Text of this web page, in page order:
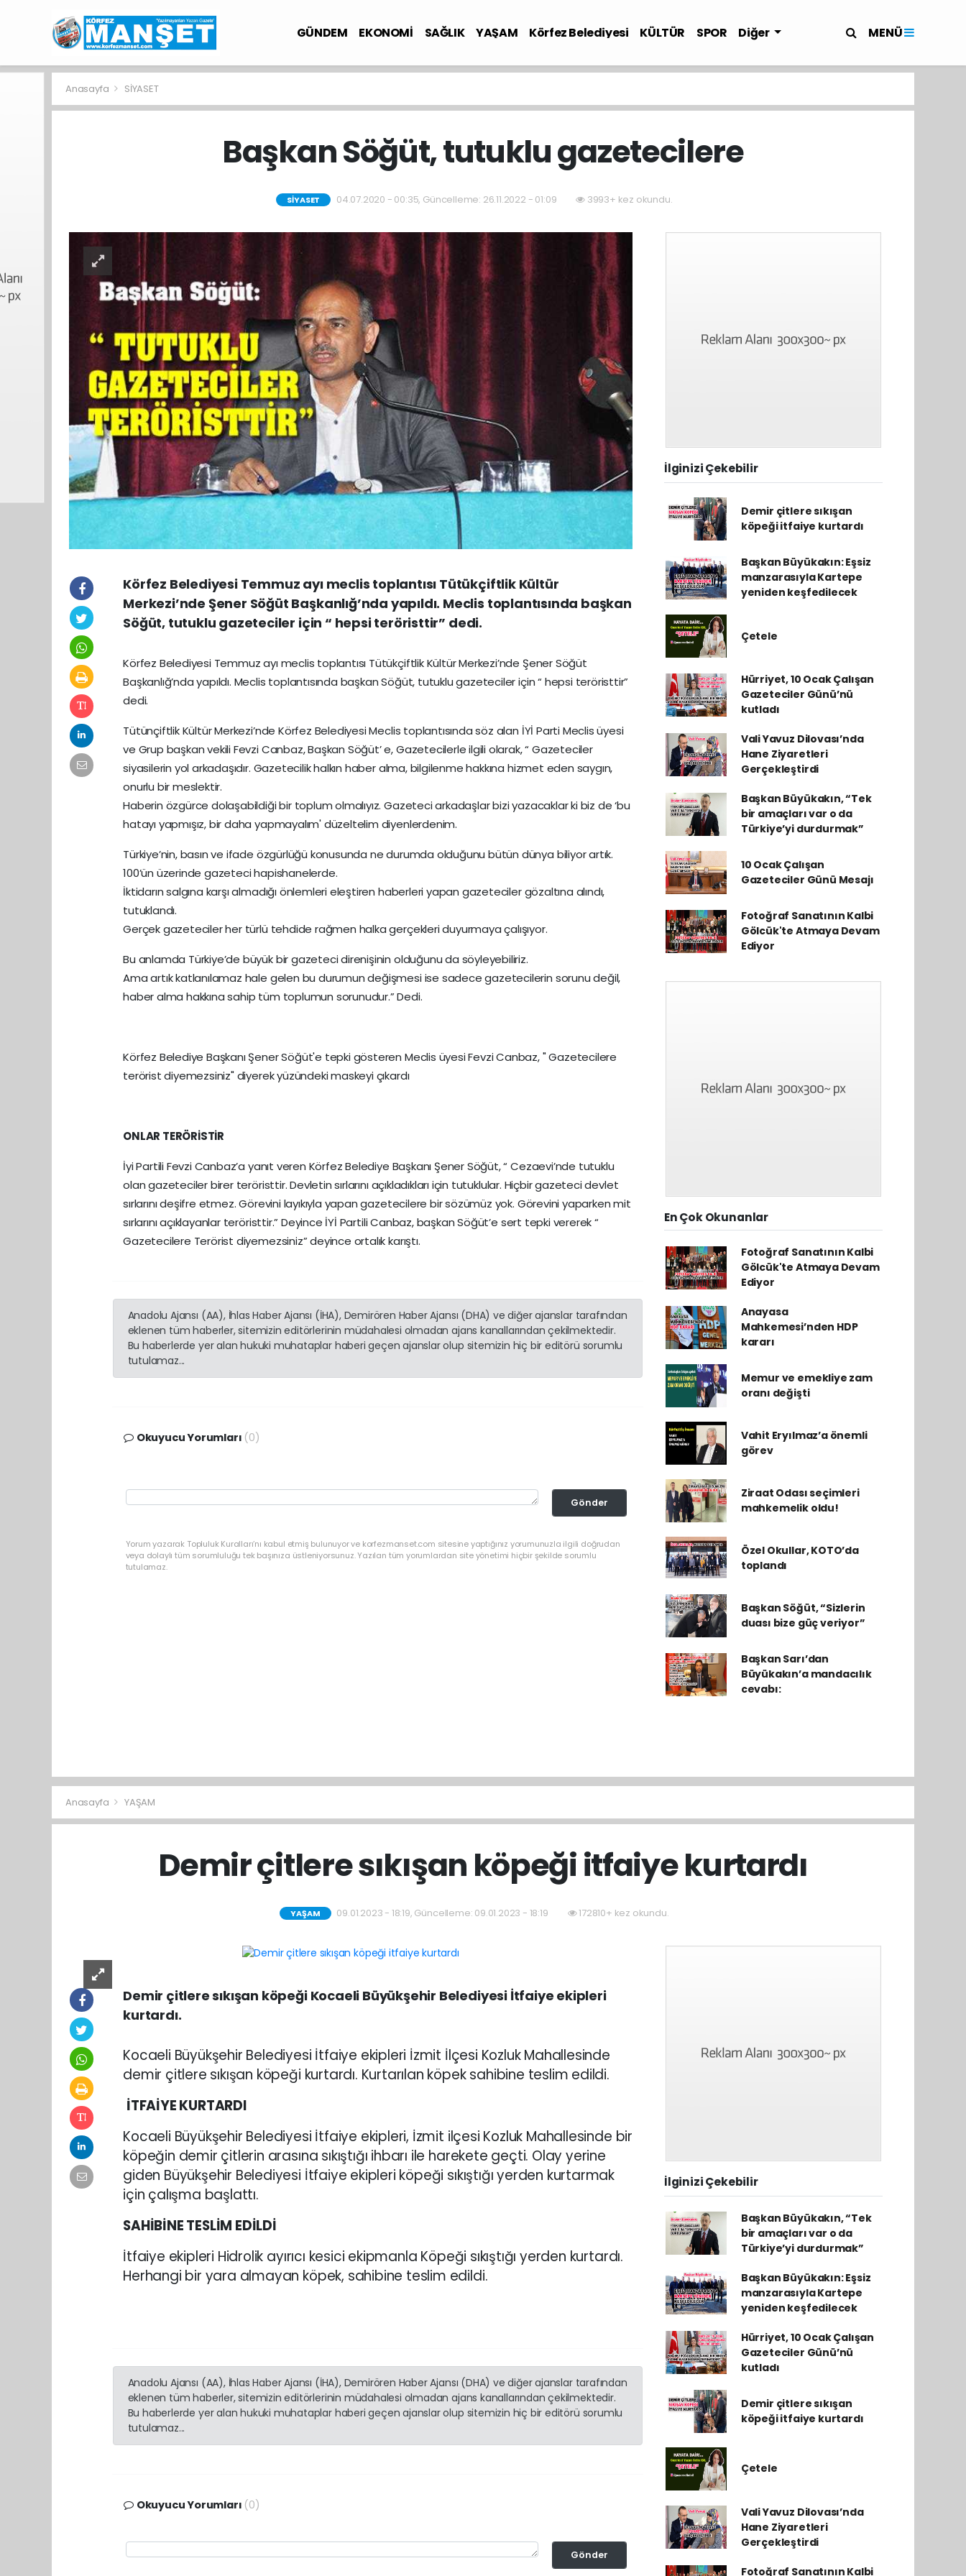
GÜNDEM EKONOMİ SAĞLIK YAŞAM Körfez Belediyesi KÜLTÜR SPOR Diğer MENÜ
Anasayfa SİYASET
Başkan Söğüt, tutuklu gazetecilere
SİYASET 04.07.2020 - 00:35, Güncelleme: 26.11.2022 - 01:09 3993+ kez okundu.
Körfez Belediyesi Temmuz ayı meclis toplantısı Tütükçiftlik Kültür
Merkezi’nde Şener Söğüt Başkanlığ’nda yapıldı. Meclis toplantısında başkan
Söğüt, tutuklu gazeteciler için “ hepsi teröristtir” dedi.
Körfez Belediyesi Temmuz ayı meclis toplantısı Tütükçiftlik Kültür Merkezi’nde Şener Söğüt
Başkanlığ’nda yapıldı. Meclis toplantısında başkan Söğüt, tutuklu gazeteciler için “ hepsi teröristtir”
dedi.
Tütünçiftlik Kültür Merkezi’nde Körfez Belediyesi Meclis toplantısında söz alan İYİ Parti Meclis üyesi
ve Grup başkan vekili Fevzi Canbaz, Başkan Söğüt’ e, Gazetecilerle ilgili olarak, “ Gazeteciler
siyasilerin yol arkadaşıdır. Gazetecilik halkın haber alma, bilgilenme hakkına hizmet eden saygın,
onurlu bir meslektir.
Haberin özgürce dolaşabildiği bir toplum olmalıyız. Gazeteci arkadaşlar bizi yazacaklar ki biz de ‘bu
hatayı yapmışız, bir daha yapmayalım' düzeltelim diyenlerdenim.
Türkiye’nin, basın ve ifade özgürlüğü konusunda ne durumda olduğunu bütün dünya biliyor artık.
100’ün üzerinde gazeteci hapishanelerde.
İktidarın salgına karşı almadığı önlemleri eleştiren haberleri yapan gazeteciler gözaltına alındı,
tutuklandı.
Gerçek gazeteciler her türlü tehdide rağmen halka gerçekleri duyurmaya çalışıyor.
Bu anlamda Türkiye’de büyük bir gazeteci direnişinin olduğunu da söyleyebiliriz.
Ama artık katlanılamaz hale gelen bu durumun değişmesi ise sadece gazetecilerin sorunu değil,
haber alma hakkına sahip tüm toplumun sorunudur.” Dedi.
Körfez Belediye Başkanı Şener Söğüt'e tepki gösteren Meclis üyesi Fevzi Canbaz, " Gazetecilere
terörist diyemezsiniz" diyerek yüzündeki maskeyi çıkardı
ONLAR TERÖRİSTİR
İyi Partili Fevzi Canbaz’a yanıt veren Körfez Belediye Başkanı Şener Söğüt, “ Cezaevi’nde tutuklu
olan gazeteciler birer teröristtir. Devletin sırlarını açıkladıkları için tutuklular. Hiçbir gazeteci devlet
sırlarını deşifre etmez. Görevini layıkıyla yapan gazetecilere bir sözümüz yok. Görevini yaparken mit
sırlarını açıklayanlar teröristtir.” Deyince İYİ Partili Canbaz, başkan Söğüt’e sert tepki vererek “
Gazetecilere Terörist diyemezsiniz” deyince ortalık karıştı.
Anadolu Ajansı (AA), İhlas Haber Ajansı (İHA), Demirören Haber Ajansı (DHA) ve diğer ajanslar tarafından
eklenen tüm haberler, sitemizin editörlerinin müdahalesi olmadan ajans kanallarından çekilmektedir.
Bu haberlerde yer alan hukuki muhataplar haberi geçen ajanslar olup sitemizin hiç bir editörü sorumlu
tutulamaz...
Okuyucu Yorumları (0)
Gönder
Yorum yazarak Topluluk Kuralları’nı kabul etmiş bulunuyor ve korfezmanset.com sitesine yaptığınız yorumunuzla ilgili doğrudan
veya dolaylı tüm sorumluluğu tek başınıza üstleniyorsunuz. Yazılan tüm yorumlardan site yönetimi hiçbir şekilde sorumlu
tutulamaz.
İlginizi Çekebilir
Demir çitlere sıkışan
köpeği itfaiye kurtardı
Başkan Büyükakın: Eşsiz
manzarasıyla Kartepe
yeniden keşfedilecek
Çetele
Hürriyet, 10 Ocak Çalışan
Gazeteciler Günü’nü
kutladı
Vali Yavuz Dilovası’nda
Hane Ziyaretleri
Gerçekleştirdi
Başkan Büyükakın, “Tek
bir amaçları var o da
Türkiye’yi durdurmak”
10 Ocak Çalışan
Gazeteciler Günü Mesajı
Fotoğraf Sanatının Kalbi
Gölcük'te Atmaya Devam
Ediyor
En Çok Okunanlar
Fotoğraf Sanatının Kalbi
Gölcük'te Atmaya Devam
Ediyor
Anayasa
Mahkemesi’nden HDP
kararı
Memur ve emekliye zam
oranı değişti
Vahit Eryılmaz’a önemli
görev
Ziraat Odası seçimleri
mahkemelik oldu!
Özel Okullar, KOTO’da
toplandı
Başkan Söğüt, “Sizlerin
duası bize güç veriyor”
Başkan Sarı’dan
Büyükakın’a mandacılık
cevabı:
Anasayfa YAŞAM
Demir çitlere sıkışan köpeği itfaiye kurtardı
YAŞAM 09.01.2023 - 18:19, Güncelleme: 09.01.2023 - 18:19 172810+ kez okundu.
Demir çitlere sıkışan köpeği Kocaeli Büyükşehir Belediyesi İtfaiye ekipleri
kurtardı.
Kocaeli Büyükşehir Belediyesi İtfaiye ekipleri İzmit İlçesi Kozluk Mahallesinde
demir çitlere sıkışan köpeği kurtardı. Kurtarılan köpek sahibine teslim edildi.
İTFAİYE KURTARDI
Kocaeli Büyükşehir Belediyesi İtfaiye ekipleri, İzmit ilçesi Kozluk Mahallesinde bir
köpeğin demir çitlerin arasına sıkıştığı ihbarı ile harekete geçti. Olay yerine
giden Büyükşehir Belediyesi İtfaiye ekipleri köpeği sıkıştığı yerden kurtarmak
için çalışma başlattı.
SAHİBİNE TESLİM EDİLDİ
İtfaiye ekipleri Hidrolik ayırıcı kesici ekipmanla Köpeği sıkıştığı yerden kurtardı.
Herhangi bir yara almayan köpek, sahibine teslim edildi.
Anadolu Ajansı (AA), İhlas Haber Ajansı (İHA), Demirören Haber Ajansı (DHA) ve diğer ajanslar tarafından
eklenen tüm haberler, sitemizin editörlerinin müdahalesi olmadan ajans kanallarından çekilmektedir.
Bu haberlerde yer alan hukuki muhataplar haberi geçen ajanslar olup sitemizin hiç bir editörü sorumlu
tutulamaz...
Okuyucu Yorumları (0)
Gönder
İlginizi Çekebilir
Başkan Büyükakın, “Tek
bir amaçları var o da
Türkiye’yi durdurmak”
Başkan Büyükakın: Eşsiz
manzarasıyla Kartepe
yeniden keşfedilecek
Hürriyet, 10 Ocak Çalışan
Gazeteciler Günü’nü
kutladı
Demir çitlere sıkışan
köpeği itfaiye kurtardı
Çetele
Vali Yavuz Dilovası’nda
Hane Ziyaretleri
Gerçekleştirdi
Fotoğraf Sanatının Kalbi